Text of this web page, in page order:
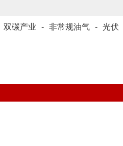
双碳产业 - 非常规油气 - 光伏